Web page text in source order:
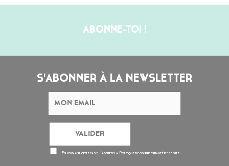
ABONNE-TOI !
S'ABONNER À LA NEWSLETTER
En cochant cette case, j’accepte la Politique de confidentialitéde ce site